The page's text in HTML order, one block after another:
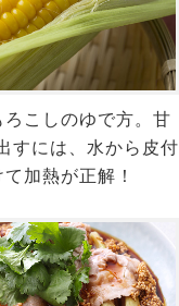
ろこしのゆで方。甘
すには、水から皮付
加熱が正解！